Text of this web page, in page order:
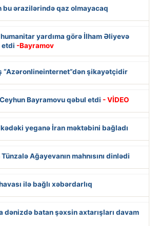
bu ərazilərində qaz olmayacaq
yardıma görə İlham Əliyevə
etdi -Bayramov
“Azəronlineinternet”dən şikayətçidir
Bayramovu qəbul etdi - VİDEO
yeganə İran məktəbini bağladı
Ağayevanın mahnısını dinlədi
ilə bağlı xəbərdarlıq
dənizdə batan şəxsin axtarışları davam